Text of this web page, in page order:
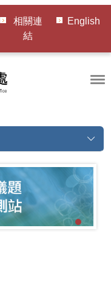
相關連
結
English